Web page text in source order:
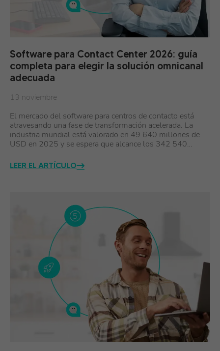
Software para Contact Center 2026: guía
completa para elegir la solución omnicanal
adecuada
13 noviembre
El mercado del software para centros de contacto está
atravesando una fase de transformación acelerada. La
industria mundial está valorado en 49 640 millones de
USD en 2025 y se espera que alcance los 342 540…
LEER EL ARTÍCULO